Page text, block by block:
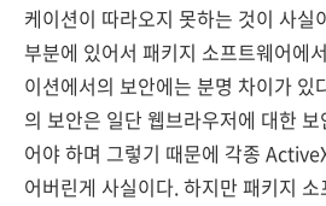
케이션이 따라오지 못하는 것이 사실
부분에 있어서 패키지 소프트웨어에
이션에서의 보안에는 분명 차이가 있
의 보안은 일단 웹브라우저에 대한
어야 하며 그렇기 때문에 각종
어버린게 사실이다. 하지만 패키지